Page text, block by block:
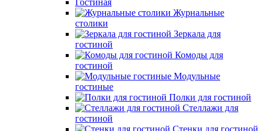
Гостиная
Журнальные
столики
Зеркала для
гостиной
Комоды для
гостиной
Модульные
гостиные
Полки для гостиной
Стеллажи для
гостиной
Стенки для гостиной